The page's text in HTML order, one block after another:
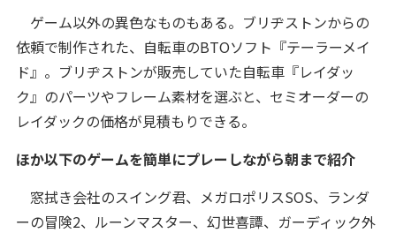
ゲーム以外の異色なものもある。ブリヂストンからの
依頼で制作された、自転車のBTOソフト『テーラーメイ
ド』。ブリヂストンが販売していた自転車『レイダッ
ク』のパーツやフレーム素材を選ぶと、セミオーダーの
レイダックの価格が見積もりできる。
ほか以下のゲームを簡単にプレーしながら朝まで紹介
窓拭き会社のスイング君、メガロポリスSOS、ランダ
ーの冒険2、ルーンマスター、幻世喜譚、ガーディック外